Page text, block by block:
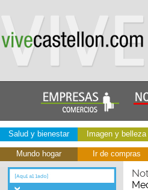
Salud y bienestar Imagen y belleza
Mundo hogar Ir de compras